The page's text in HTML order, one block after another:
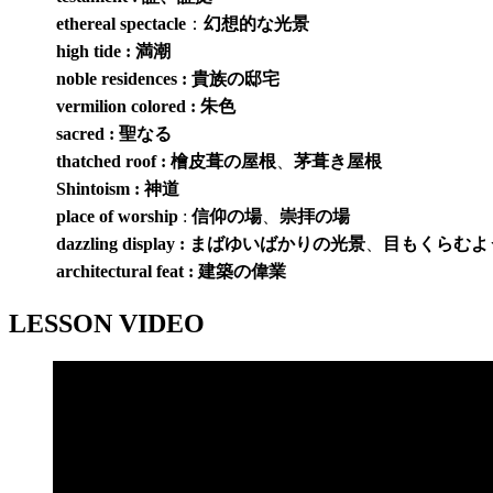
ethereal spectacle ： 幻想的な光景
high tide : 満潮
noble residences : 貴族の邸宅
vermilion colored : 朱色
sacred : 聖なる
thatched roof : 檜皮葺の屋根、 茅葺き屋根
Shintoism : 神道
place of worship : 信仰の場、 崇拝の場
dazzling display : まばゆいばかりの光景、
目もくらむ
architectural feat : 建築の偉業
LESSON VIDEO